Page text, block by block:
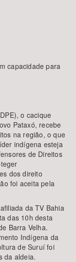
capacidade para
o cacique
Pataxó, recebe
na região, o que
indígena esteja
de Direitos
dos direito
foi aceita pela
da TV Bahia
das 10h desta
Barra Velha.
Indígena da
de Suruí foi
da aldeia.